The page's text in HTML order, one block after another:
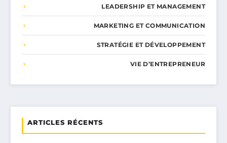
LEADERSHIP ET MANAGEMENT
MARKETING ET COMMUNICATION
STRATÉGIE ET DÉVELOPPEMENT
VIE D’ENTREPRENEUR
ARTICLES RÉCENTS